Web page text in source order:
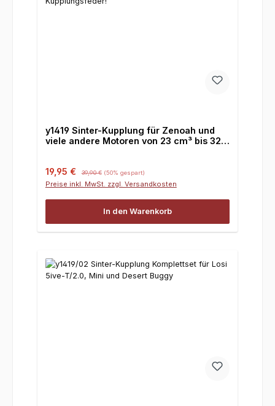
y1419 Sinter-Kupplung für Zenoah und
viele andere Motoren von 23 cm³ bis 32
Verkaufspreis:
19,95 € 39,90 € (50% gespart)
Preise inkl. MwSt. zzgl. Versandkosten
In den Warenkorb